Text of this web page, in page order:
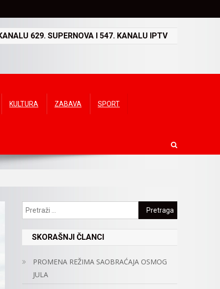
629. SUPERNOVA I 547. KANALU IPTV
KULTURA ZABAVA SPORT
Pretraga:
SKORAŠNJI ČLANCI
PROMENA REŽIMA SAOBRAĆAJA OSMOG
JULA